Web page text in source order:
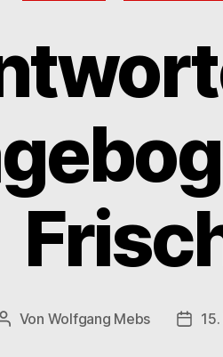
Beitragsautor
Von Wolfgang Mebs